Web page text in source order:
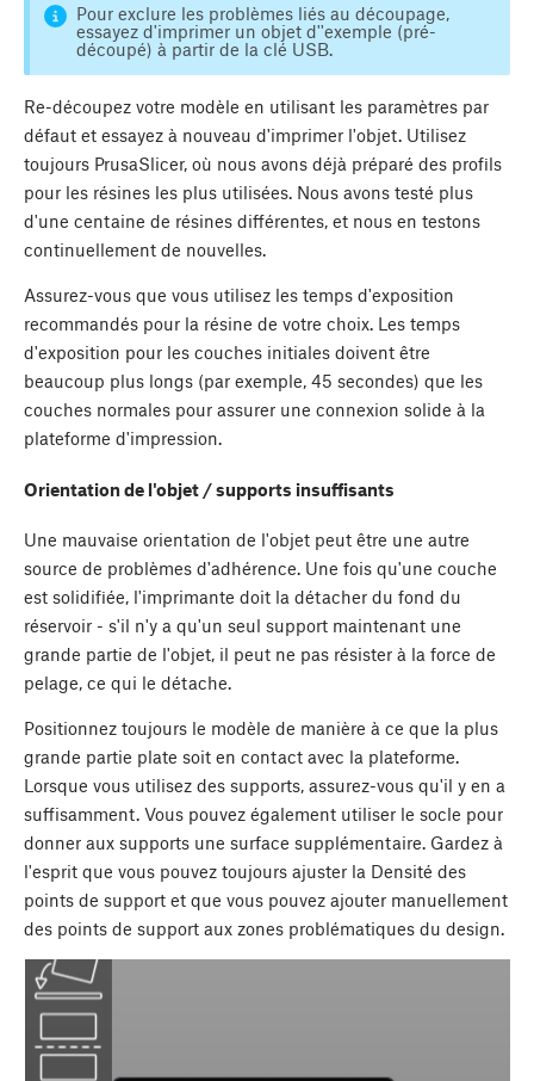
Pour exclure les problèmes liés au découpage,
essayez d'imprimer un objet d''exemple (pré-
découpé) à partir de la clé USB.
Re-découpez votre modèle en utilisant les paramètres par
défaut et essayez à nouveau d'imprimer l'objet. Utilisez
toujours PrusaSlicer, où nous avons déjà préparé des profils
pour les résines les plus utilisées. Nous avons testé plus
d'une centaine de résines différentes, et nous en testons
continuellement de nouvelles.
Assurez-vous que vous utilisez les temps d'exposition
recommandés pour la résine de votre choix. Les temps
d'exposition pour les couches initiales doivent être
beaucoup plus longs (par exemple, 45 secondes) que les
couches normales pour assurer une connexion solide à la
plateforme d'impression.
Orientation de l'objet / supports insuffisants
Une mauvaise orientation de l'objet peut être une autre
source de problèmes d'adhérence. Une fois qu'une couche
est solidifiée, l'imprimante doit la détacher du fond du
réservoir - s'il n'y a qu'un seul support maintenant une
grande partie de l'objet, il peut ne pas résister à la force de
pelage, ce qui le détache.
Positionnez toujours le modèle de manière à ce que la plus
grande partie plate soit en contact avec la plateforme.
Lorsque vous utilisez des supports, assurez-vous qu'il y en a
suffisamment. Vous pouvez également utiliser le socle pour
donner aux supports une surface supplémentaire. Gardez à
l'esprit que vous pouvez toujours ajuster la Densité des
points de support et que vous pouvez ajouter manuellement
des points de support aux zones problématiques du design.